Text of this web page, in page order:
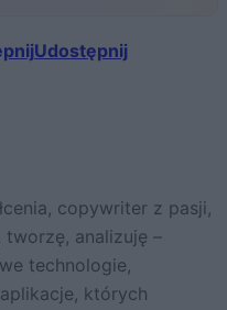
Udostępnij
copywriter z pasji,
tworzę, analizuję –
technologie,
których